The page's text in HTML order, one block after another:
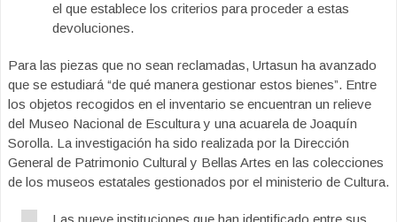
el que establece los criterios para proceder a estas
devoluciones.
Para las piezas que no sean reclamadas, Urtasun ha avanzado
que se estudiará “de qué manera gestionar estos bienes”. Entre
los objetos recogidos en el inventario se encuentran un relieve
del Museo Nacional de Escultura y una acuarela de Joaquín
Sorolla. La investigación ha sido realizada por la Dirección
General de Patrimonio Cultural y Bellas Artes en las colecciones
de los museos estatales gestionados por el ministerio de Cultura.
Las nueve instituciones que han identificado entre sus